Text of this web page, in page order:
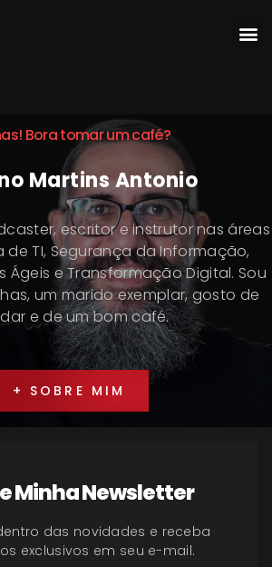
Bora tomar um café?
Martins Antonio
escritor e instrutor nas áreas
TI, Segurança da Informação,
Ágeis e Transformação Digital. Sou
um marido exemplar, gosto de
e de um bom café.
+ SOBRE MIM
Minha Newsletter
das novidades e receba
exclusivos em seu e-mail.